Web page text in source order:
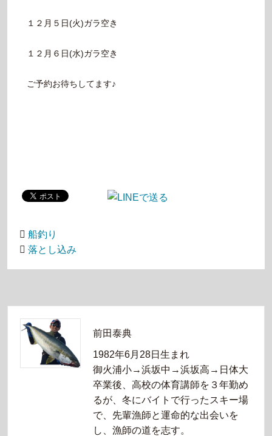
１２月５日(火)ガラ空き
１２月６日(水)ガラ空き
ご予約お待ちしてます♪
船釣り
落とし込み
前田泰典
1982年6月28日生まれ
御火浦小→浜坂中→浜坂高→日体大
卒業後、高校の体育講師を３年勤め
るが、冬にバイトで行ったスキー場
で、先輩漁師と運命的な出会いを
し、漁師の道を志す。